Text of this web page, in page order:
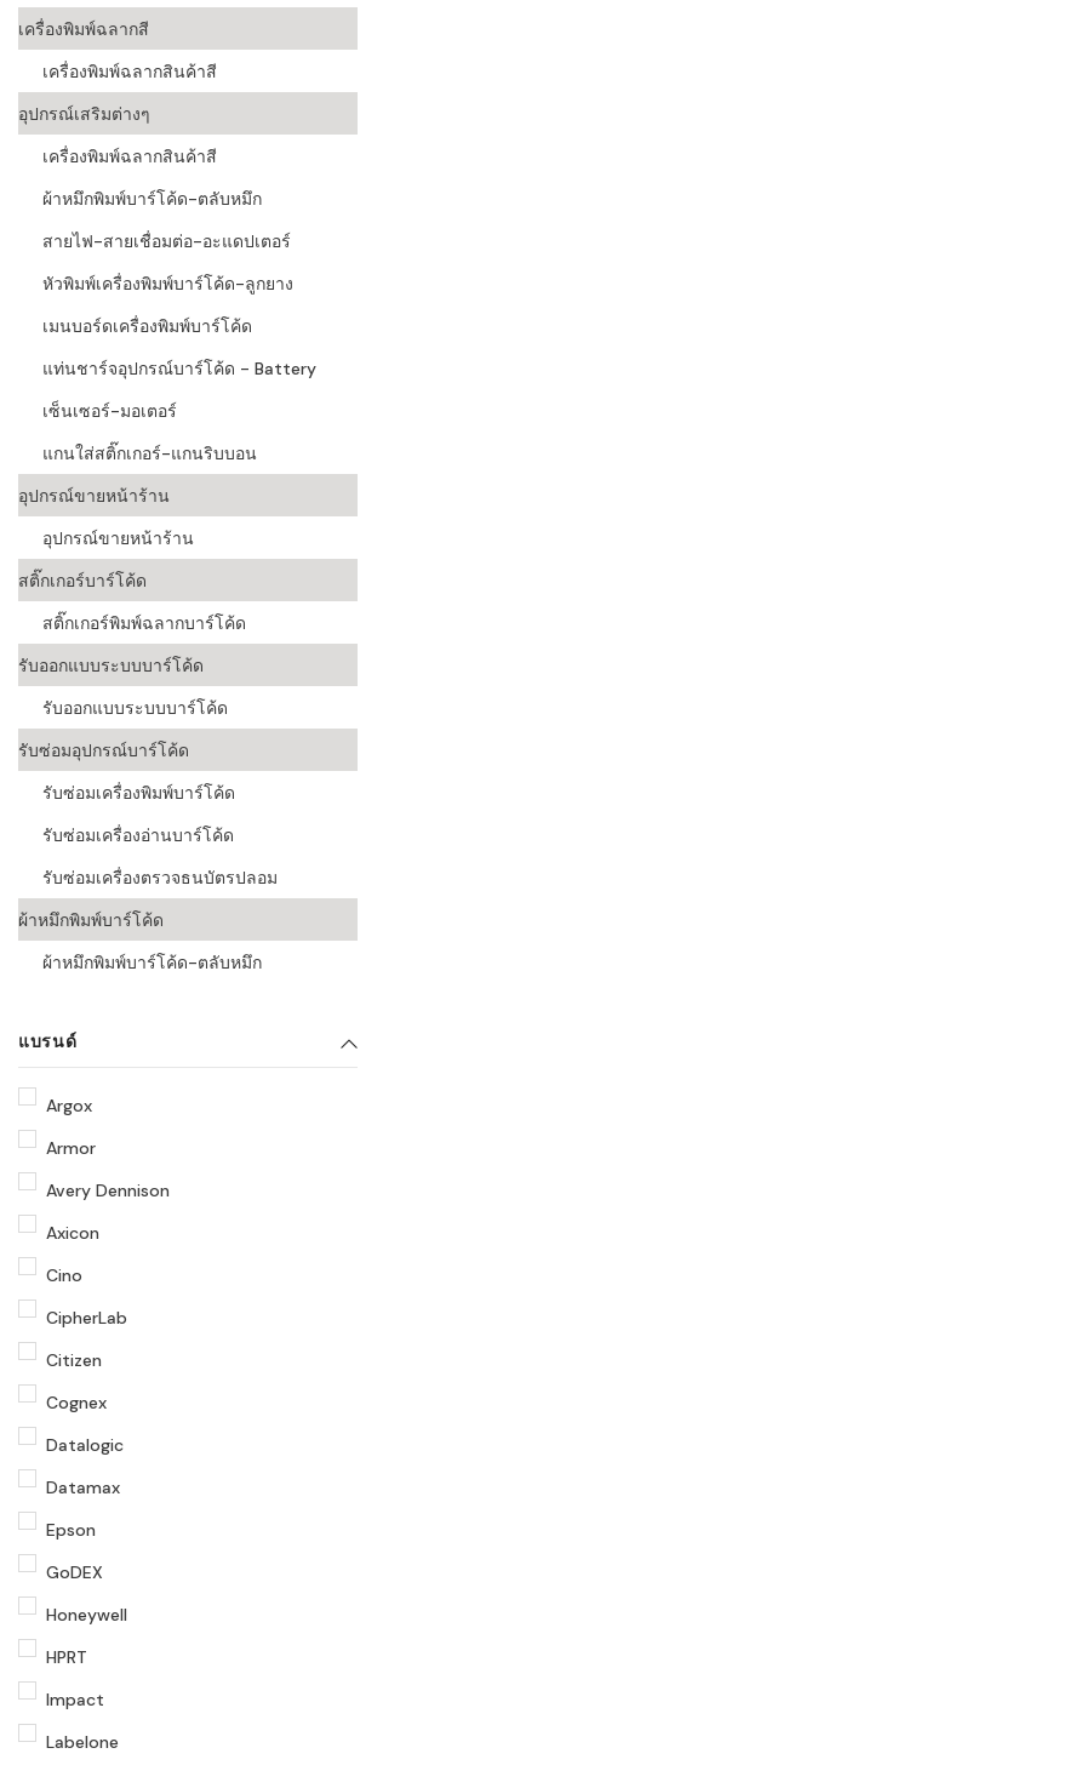
เครื่องพิมพ์ฉลากสี
เครื่องพิมพ์ฉลากสินค้าสี
อุปกรณ์เสริมต่างๆ
เครื่องพิมพ์ฉลากสินค้าสี
ผ้าหมึกพิมพ์บาร์โค้ด-ตลับหมึก
สายไฟ-สายเชื่อมต่อ-อะแดปเตอร์
หัวพิมพ์เครื่องพิมพ์บาร์โค้ด-ลูกยาง
เมนบอร์ดเครื่องพิมพ์บาร์โค้ด
แท่นชาร์จอุปกรณ์บาร์โค้ด - Battery
เซ็นเซอร์-มอเตอร์
แกนใส่สติ๊กเกอร์-แกนริบบอน
อุปกรณ์ขายหน้าร้าน
อุปกรณ์ขายหน้าร้าน
สติ๊กเกอร์บาร์โค้ด
สติ๊กเกอร์พิมพ์ฉลากบาร์โค้ด
รับออกแบบระบบบาร์โค้ด
รับออกแบบระบบบาร์โค้ด
รับซ่อมอุปกรณ์บาร์โค้ด
รับซ่อมเครื่องพิมพ์บาร์โค้ด
รับซ่อมเครื่องอ่านบาร์โค้ด
รับซ่อมเครื่องตรวจธนบัตรปลอม
ผ้าหมึกพิมพ์บาร์โค้ด
ผ้าหมึกพิมพ์บาร์โค้ด-ตลับหมึก
แบรนด์
Argox
Armor
Avery Dennison
Axicon
Cino
CipherLab
Citizen
Cognex
Datalogic
Datamax
Epson
GoDEX
Honeywell
HPRT
Impact
Labelone